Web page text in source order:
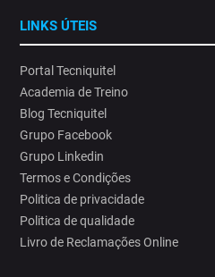
LINKS ÚTEIS
Portal Tecniquitel
Academia de Treino
Blog Tecniquitel
Grupo Facebook
Grupo Linkedin
Termos e Condições
Politica de privacidade
Politica de qualidade
Livro de Reclamações Online